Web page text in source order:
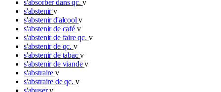
s'absorber dans qc.v
s'abstenirv
s'abstenir d'alcoolv
s'abstenir de café v
s'abstenir de faire qc. v
s'abstenir de qc. v
s'abstenir de tabacv
s'abstenir de viandev
s'abstraire v
s'abstraire de qc. v
s'abuserv